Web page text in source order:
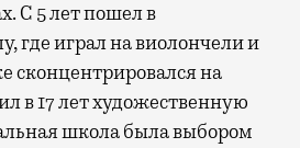
С 5 лет пошел в
где играл на виолончели и
сконцентрировался на
в 17 лет художественную
школа была выбором